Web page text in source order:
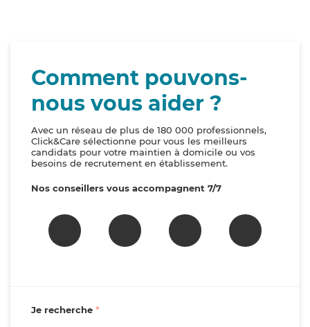
Comment pouvons-
nous vous aider ?
Avec un réseau de plus de 180 000 professionnels,
Click&Care sélectionne pour vous les meilleurs
candidats pour votre maintien à domicile ou vos
besoins de recrutement en établissement.
Nos conseillers vous accompagnent 7/7
Je recherche